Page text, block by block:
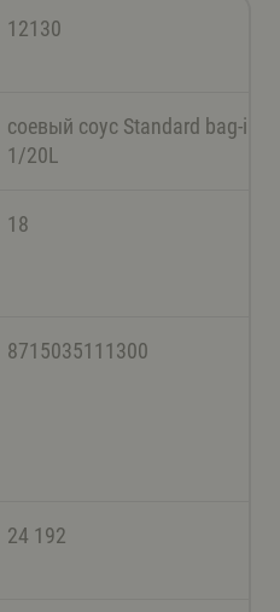
12130
соевый соус Standard bag-in-
1/20L
18
8715035111300
24 192